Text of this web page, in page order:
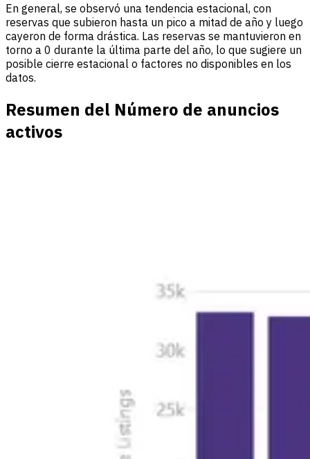
En general, se observó una tendencia estacional, con
reservas que subieron hasta un pico a mitad de año y luego
cayeron de forma drástica. Las reservas se mantuvieron en
torno a 0 durante la última parte del año, lo que sugiere un
posible cierre estacional o factores no disponibles en los
datos.
Resumen del Número de anuncios
activos